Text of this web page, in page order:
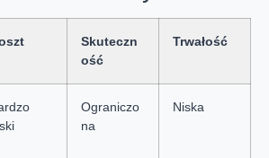
Skuteczn
ość
Trwałość
Ograniczo
na
Niska